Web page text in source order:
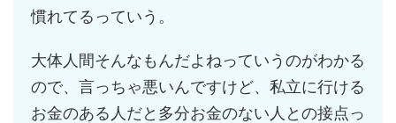
慣れてるっていう。
大体人間そんなもんだよねっていうのがわかる
ので、言っちゃ悪いんですけど、私立に行ける
お金のある人だと多分お金のない人との接点っ